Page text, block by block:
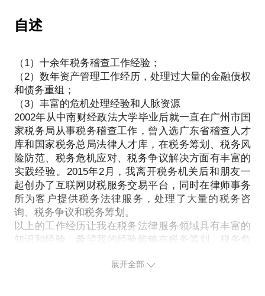
税务危机的必须具备扎实的财务基础、丰富的税务知
识和严谨的法律思维。税务机关最为企业日常经营中
关系的前提下处理发生的税务危机，则更加是一项需
要具备高超技巧的能力。
在本话题里，我将和您分享多年的税务从业经验，助
自述
（1）十余年税务稽查工作经验；
（2）数年资产管理工作经历，处理过大量的金融债权
和债务重组；
（3）丰富的危机处理经验和人脉资源
2002年从中南财经政法大学毕业后就一直在广州市国
家税务局从事税务稽查工作，曾入选广东省稽查人才
库和国家税务总局法律人才库，在税务筹划、税务风
险防范、税务危机应对、税务争议解决方面有丰富的
实践经验。2015年2月，我离开税务机关后和朋友一
起创办了互联网财税服务交易平台，同时在律师事务
所为客户提供税务法律服务，处理了大量的税务咨
询、税务争议和税务筹划。
以上的工作经历让我在税务法律服务领域具有丰富的
知识和经验，希望我的经验能够在税务筹划、税务危
展开全部